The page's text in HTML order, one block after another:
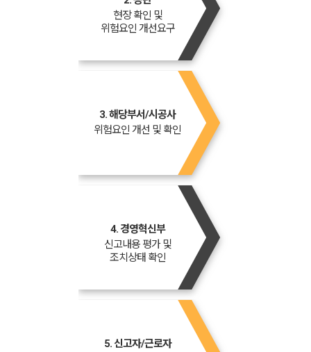
현장 확인 및
위험요인 개선요구
3. 해당부서/시공사
위험요인 개선 및 확인
4. 경영혁신부
신고내용 평가 및
조치상태 확인
5. 신고자/근로자